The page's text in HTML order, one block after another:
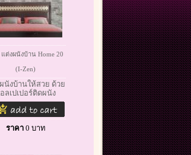
ต่งผนังบ้าน Home 20
(I-Zen)
นังบ้านให้สวย ด้วย
ลเปเปอร์ติดผนัง
ราคา 0 บาท